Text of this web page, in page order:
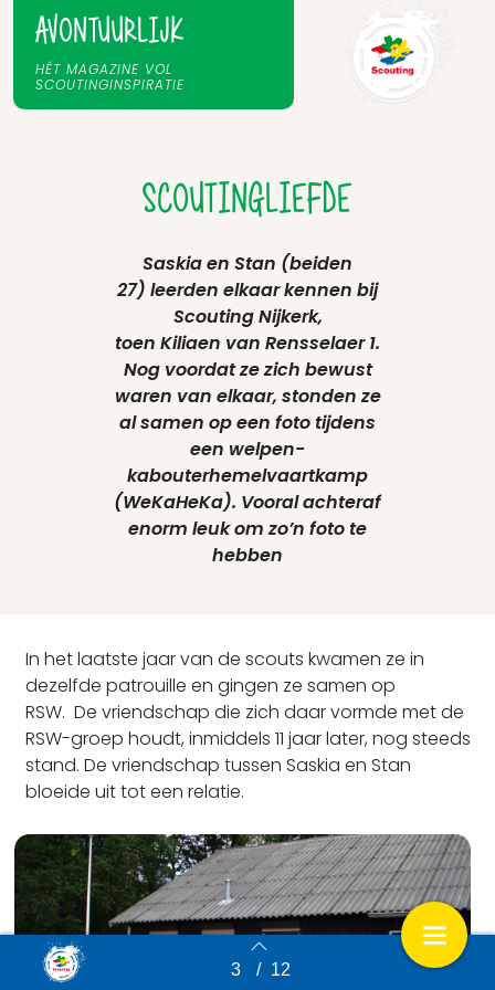
Back to index 3 / 12
AVONTUURLIJK
HÉT MAGAZINE VOL
SCOUTINGINSPIRATIE
SCOUTINGLIEFDE
Saskia en Stan (beiden
27) leerden elkaar kennen bij
Scouting Nijkerk,
toen Kiliaen van Rensselaer1.
Nog voordatze zich bewust
waren van elkaar, stonden ze
al samen op een foto tijdens
een welpen-
kabouterhemelvaartkamp
(WeKaHeKa). Vooral achteraf
enorm leuk om zo’n foto te
hebben
In het laatste jaar van de scouts kwamen ze in
dezelfde patrouille en gingen ze samen op
RSW. De vriendschap die zich daar vormde met de
RSW-groep houdt, inmiddels 11 jaar later, nog steeds
stand. De vriendschap tussen Saskia en Stan
bloeide uit tot een relatie.